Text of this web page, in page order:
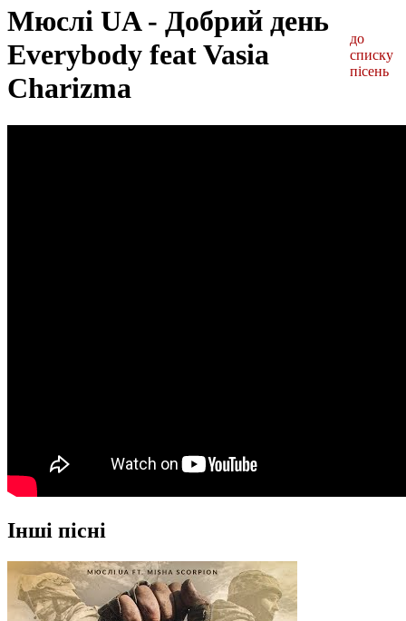
Мюслі UA - Добрий день
Everybody feat Vasia
Charizma
до
списку
пісень
Інші пісні